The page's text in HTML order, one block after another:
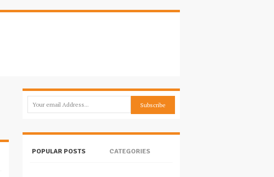
POPULAR POSTS CATEGORIES